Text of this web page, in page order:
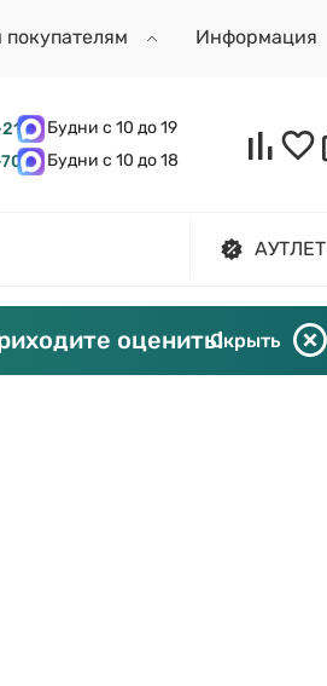
Информация
Будни с 10 до 19
Будни с 10 до 18
АУТЛЕТ
оценить!Скрыть